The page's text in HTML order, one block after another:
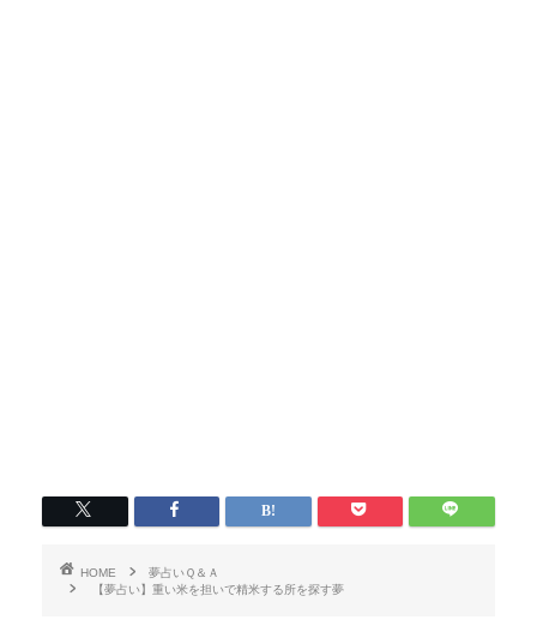
HOME
夢占いＱ＆Ａ
【夢占い】重い米を担いで精米する所を探す夢